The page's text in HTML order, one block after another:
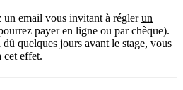
email vous invitant à régler un
payer en ligne ou par chèque).
quelques jours avant le stage, vous
cet effet.